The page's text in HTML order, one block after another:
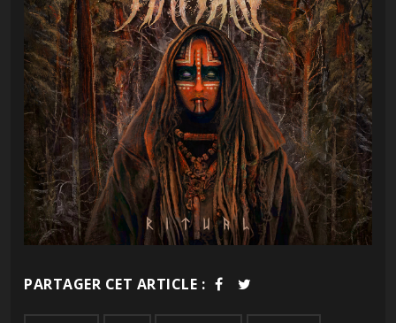
PARTAGER CET ARTICLE :